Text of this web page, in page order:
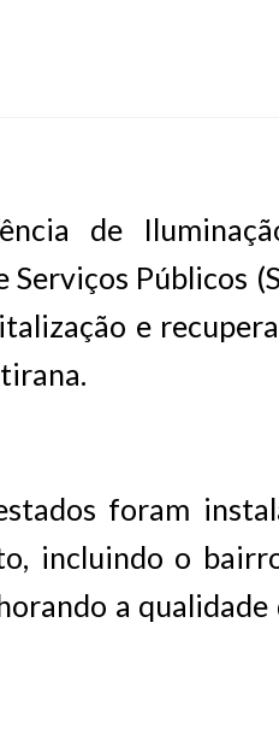
de
Públicos
e
foram
incluindo o
a